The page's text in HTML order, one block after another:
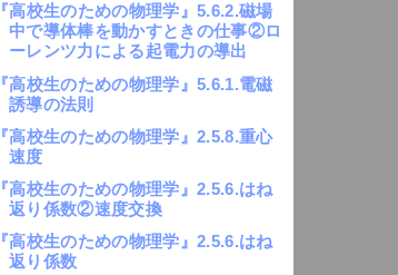
『高校生のための物理学』5.6.2.磁場
中で導体棒を動かすときの仕事②ロ
ーレンツ力による起電力の導出
『高校生のための物理学』5.6.1.電磁
誘導の法則
『高校生のための物理学』2.5.8.重心
速度
『高校生のための物理学』2.5.6.はね
返り係数②速度交換
『高校生のための物理学』2.5.6.はね
返り係数